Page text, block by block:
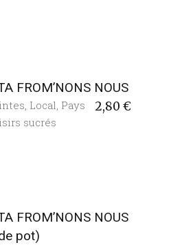
FROM’NONS NOUS
2,80 €
, Local, Pays
sucrés
FROM’NONS NOUS
pot)